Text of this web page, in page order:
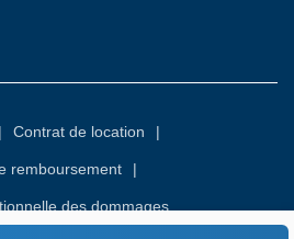
| Contrat de location |
remboursement |
des dommages